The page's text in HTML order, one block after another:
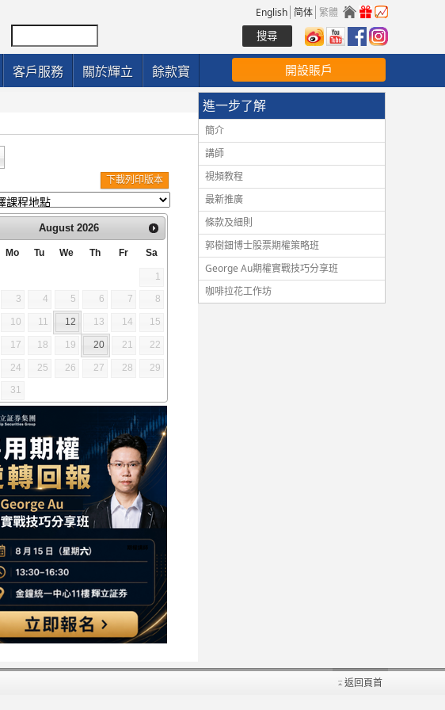
English 简体 繁體
客戶服務 關於輝立 餘款寶 開設賬戶
下載列印版本
August 2026
Mo Tu We Th Fr Sa
1
3 4 5 6 7 8
10 11 12 13 14 15
17 18 19 20 21 22
24 25 26 27 28
29
31
進一步了解
簡介
講師
視頻教程
最新推廣
條款及細則
郭樹鈿博士股票期權策略班
George Au期權實戰技巧分享班
咖啡拉花工作坊
返回頁首